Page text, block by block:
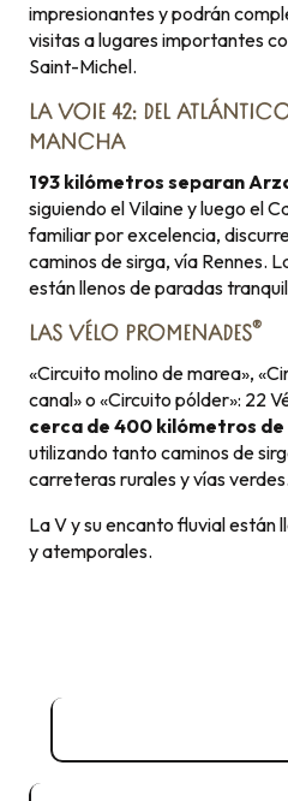
impresionantes y podrán
visitas a lugares importantes
Saint-Michel.
LA VOIE 42: DEL
MANCHA
193 kilómetros separan
siguiendo el Vilaine y luego el
familiar por excelencia,
caminos de sirga, vía Rennes.
están llenos de paradas
LAS VÉLO PROMENADES®
«Circuito molino de marea»,
canal» o «Circuito pólder»: 22
cerca de 400 kilómetros
utilizando tanto caminos de
carreteras rurales y vías verdes.
La V y su encanto fluvial están
y atemporales.